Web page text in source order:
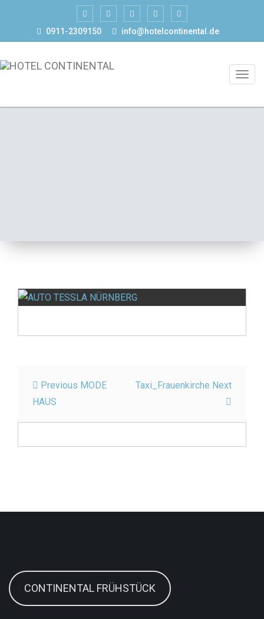
0911-2309150 info@hotelcontinental.de
Beitragsnavigation
Previous MODE
HAUS
Taxi_Frauenkirche Next
CONTINENTAL FRÜHSTÜCK